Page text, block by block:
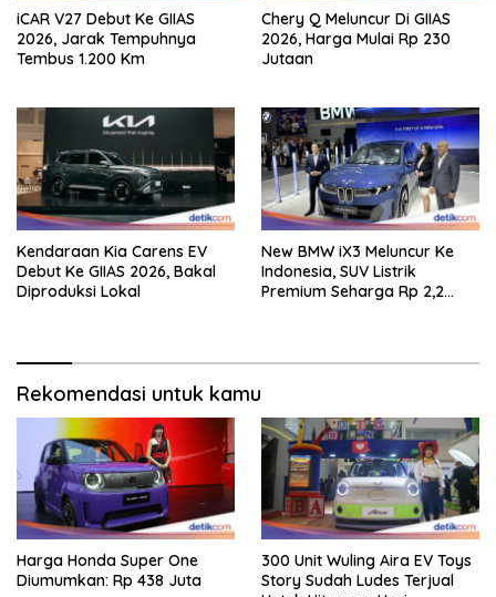
iCAR V27 Debut Ke GIIAS
2026, Jarak Tempuhnya
Tembus 1.200 Km
Chery Q Meluncur Di GIIAS
2026, Harga Mulai Rp 230
Jutaan
Kendaraan Kia Carens EV
Debut Ke GIIAS 2026, Bakal
Diproduksi Lokal
New BMW iX3 Meluncur Ke
Indonesia, SUV Listrik
Premium Seharga Rp 2,2
Rekomendasi untuk kamu
Harga Honda Super One
Diumumkan: Rp 438 Juta
300 Unit Wuling Aira EV Toys
Story Sudah Ludes Terjual